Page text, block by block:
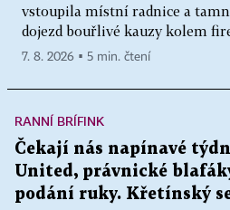
vstoupila místní radnice a
dojezd bouřlivé kauzy kolem
7. 8. 2026 ▪ 5 min. čtení
RANNÍ BRÍFINK
Čekají nás napínavé
United, právnické
podání ruky. Křetínský